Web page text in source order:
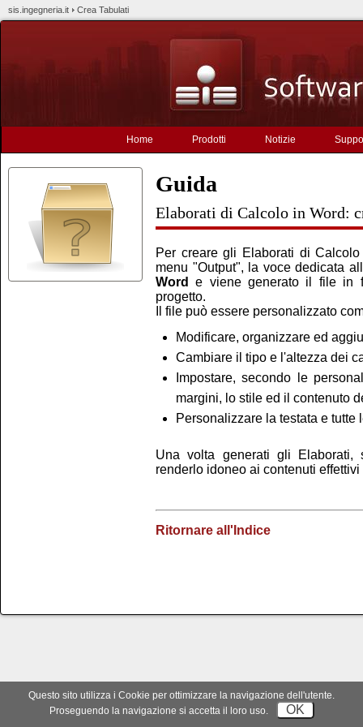
sis.ingegneria.it Crea Tabulati
Home Prodotti Notizie
Guida
Elaborati di Calcolo in Word:
Per creare gli Elaborati di
menu "Output", la voce dedicata
Word
e viene generato il file in
progetto.
Il file può essere personalizzato
Modificare, organizzare ed
Cambiare il tipo e l'altezza dei
Impostare, secondo le
margini, lo stile ed il contenuto
Personalizzare la testata e
Una volta generati gli Elaborati,
renderlo idoneo ai contenuti
Ritornare all'Indice
Questo sito utilizza i Cookie per ottimizzare la navigazione dell'utente.
Proseguendo la navigazione si accetta il loro uso.
OK